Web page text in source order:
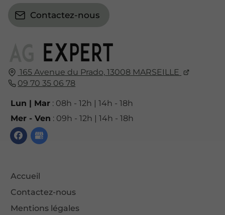
165 Avenue du Prado, 13008 MARSEILLE
09 70 35 06 78
Lun | Mar : 08h - 12h | 14h - 18h
Mer - Ven : 09h - 12h | 14h - 18h
Accueil
Contactez-nous
Mentions légales
Contactez-nous